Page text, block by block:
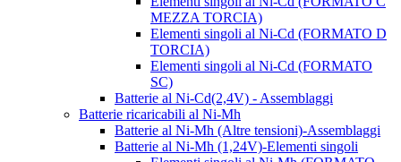
MEZZA TORCIA)
Elementi singoli al Ni-Cd (FORMATO D
TORCIA)
Elementi singoli al Ni-Cd (FORMATO
SC)
Batterie al Ni-Cd(2,4V) - Assemblaggi
Batterie ricaricabili al Ni-Mh
Batterie al Ni-Mh (Altre tensioni)-Assemblaggi
Batterie al Ni-Mh (1,24V)-Elementi singoli